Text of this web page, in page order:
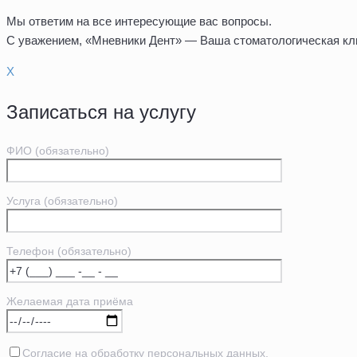
Мы ответим на все интересующие вас вопросы.
C уважением, «Мневники Дент» — Ваша стоматологическая
X
Записаться на услугу
ФИО (обязательно)
Услуга (обязательно)
Телефон (обязательно)
Желаемая дата приёма
Согласие на обработку персональных данных.